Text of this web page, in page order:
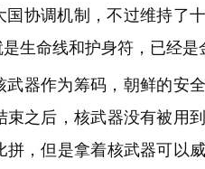
协调机制，不过维持了
生命线和护身符，已经是
器作为筹码，朝鲜的安
之后，核武器没有被用
，但是拿着核武器可以